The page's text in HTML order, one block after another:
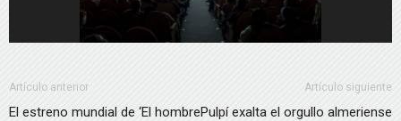
Artículo anterior
El estreno mundial de ‘El hombre
Artículo siguiente
Pulpí exalta el orgullo almeriense